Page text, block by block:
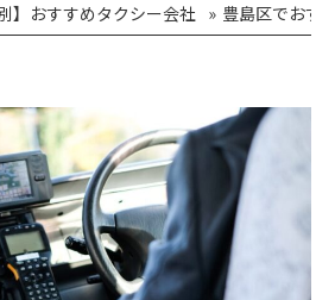
】おすすめタクシー会社 » 豊島区でおす